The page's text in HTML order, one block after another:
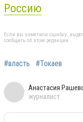
Россию
Если вы заметили ошибку,
сообщить об этом редакции
#власть #Токаев
Анастасия
журналист